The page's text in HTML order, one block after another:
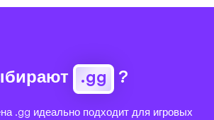
.gg ?
.gg идеально подходит для игровых